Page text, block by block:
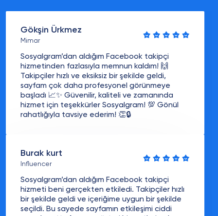
Gökşin Ürkmez
Mimar
Sosyalgram’dan aldığım Facebook takipçi
hizmetinden fazlasıyla memnun kaldım! 🙌
Takipçiler hızlı ve eksiksiz bir şekilde geldi,
sayfam çok daha profesyonel görünmeye
başladı 📈✨ Güvenilir, kaliteli ve zamanında
hizmet için teşekkürler Sosyalgram! 💯 Gönül
rahatlığıyla tavsiye ederim! 👏🔒
Burak kurt
Influencer
Sosyalgram’dan aldığım Facebook takipçi
hizmeti beni gerçekten etkiledi. Takipçiler hızlı
bir şekilde geldi ve içeriğime uygun bir şekilde
seçildi. Bu sayede sayfamın etkileşimi ciddi